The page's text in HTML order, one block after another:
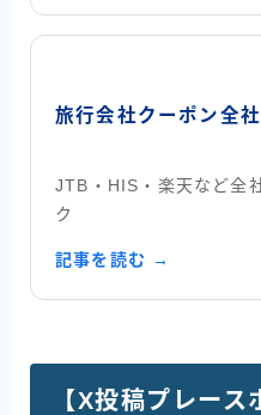
旅行会社クーポン全
JTB・HIS・楽天など全
ク
記事を読む →
【X投稿プレース